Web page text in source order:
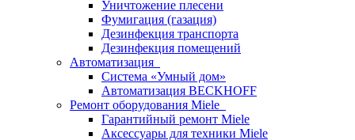
Уничтожение плесени
Фумигация (газация)
Дезинфекция транспорта
Дезинфекция помещений
Автоматизация
Система «Умный дом»
Автоматизация BECKHOFF
Ремонт оборудования Miele
Гарантийный ремонт Miele
Аксессуары для техники Miele